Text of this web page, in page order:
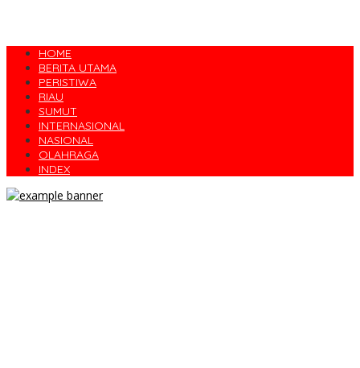
HOME
BERITA UTAMA
PERISTIWA
RIAU
SUMUT
INTERNASIONAL
NASIONAL
OLAHRAGA
INDEX